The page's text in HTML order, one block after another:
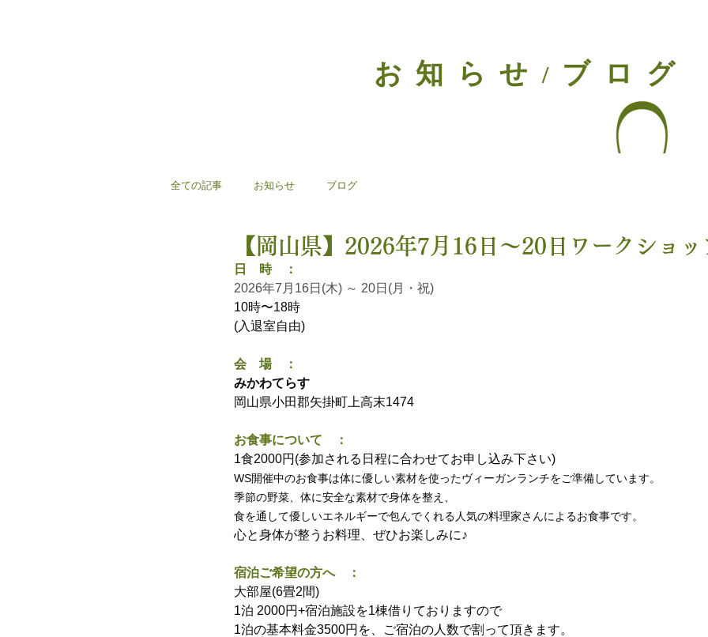
お知らせ/ ブログ
全ての記事 お知らせ ブログ
【岡山県】2026年7月16日〜20日ワークショッ
日　時　：
2026年7月16日(木) ～ 20日(月・祝)
10時〜18時
(入退室自由)
会　場　：
みかわてらす
岡山県小田郡矢掛町上高末1474
お食事について　：
1食2000円(参加される日程に合わせてお申し込み下さい)
WS開催中のお食事は体に優しい素材を使ったヴィーガンランチをご準備しています。
季節の野菜、体に安全な素材で身体を整え、
食を通して優しいエネルギーで包んでくれる人気の料理家さんによるお食事です。
心と身体が整うお料理、ぜひお楽しみに♪
宿泊ご希望の方へ　：
大部屋(6畳2間)
1泊 2000円+宿泊施設を1棟借りておりますので
1泊の基本料金3500円を、ご宿泊の人数で割って頂きます。